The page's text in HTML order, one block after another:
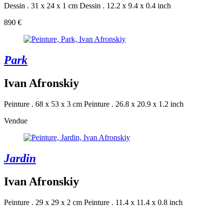
Dessin . 31 x 24 x 1 cm Dessin . 12.2 x 9.4 x 0.4 inch
890 €
Park
Ivan Afronskiy
Peinture . 68 x 53 x 3 cm Peinture . 26.8 x 20.9 x 1.2 inch
Vendue
Jardin
Ivan Afronskiy
Peinture . 29 x 29 x 2 cm Peinture . 11.4 x 11.4 x 0.8 inch